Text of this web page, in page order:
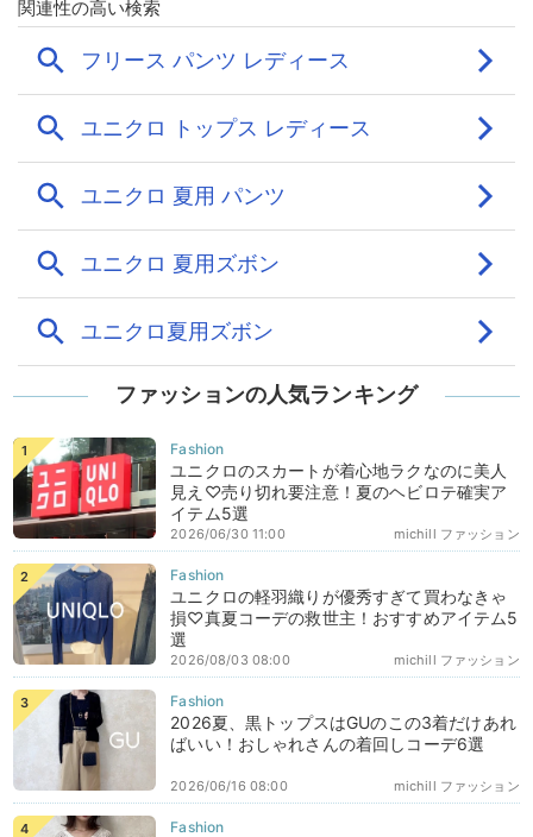
ファッションの人気ランキング
ユニクロのスカートが着心地ラクなのに美人
見え♡売り切れ要注意！夏のヘビロテ確実ア
イテム5選
michill ファッション
2026/06/30 11:00
ユニクロの軽羽織りが優秀すぎて買わなきゃ
損♡真夏コーデの救世主！おすすめアイテム5
選
michill ファッション
2026/08/03 08:00
2026夏、黒トップスはGUのこの3着だけあれ
ばいい！おしゃれさんの着回しコーデ6選
michill ファッション
2026/06/16 08:00